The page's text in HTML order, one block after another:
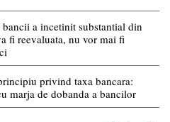
a incetinit substantial din
fi reevaluata, nu vor mai fi
privind taxa bancara:
marja de dobanda a bancilor